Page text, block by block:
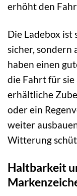
erhöht den
Die Ladebox ist
sicher, sondern
haben einen
die Fahrt für
erhältliche
oder ein
weiter
Witterung
Haltbarkeit